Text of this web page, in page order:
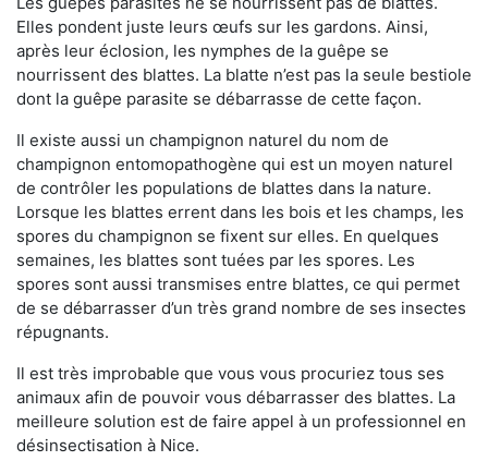
Elles pondent juste leurs œufs sur les gardons. Ainsi,
après leur éclosion, les nymphes de la guêpe se
nourrissent des blattes. La blatte n’est pas la seule bestiole
dont la guêpe parasite se débarrasse de cette façon.
Il existe aussi un champignon naturel du nom de
champignon entomopathogène qui est un moyen naturel
de contrôler les populations de blattes dans la nature.
Lorsque les blattes errent dans les bois et les champs, les
spores du champignon se fixent sur elles. En quelques
semaines, les blattes sont tuées par les spores. Les
spores sont aussi transmises entre blattes, ce qui permet
de se débarrasser d’un très grand nombre de ses insectes
répugnants.
Il est très improbable que vous vous procuriez tous ses
animaux afin de pouvoir vous débarrasser des blattes. La
meilleure solution est de faire appel à un professionnel en
désinsectisation à Nice.